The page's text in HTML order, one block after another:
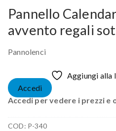
Pannello
avvento regali
Pannolenci
Aggiungi alla
Accedi
Accedi per vedere i prezzi
COD: P-340